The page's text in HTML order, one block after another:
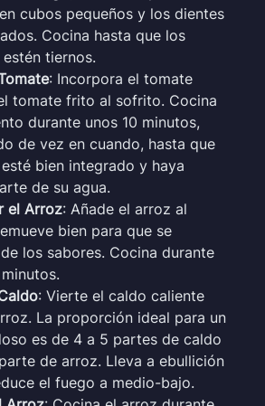
cubos pequeños y los dientes
Cocina hasta que los
tiernos.
: Incorpora el tomate
tomate frito al sofrito. Cocina
durante unos 10 minutos,
de vez en cuando, hasta que
bien integrado y haya
de su agua.
el Arroz: Añade el arroz al
bien para que se
los sabores. Cocina durante
: Vierte el caldo caliente
La proporción ideal para un
es de 4 a 5 partes de caldo
de arroz. Lleva a ebullición
el fuego a medio-bajo.